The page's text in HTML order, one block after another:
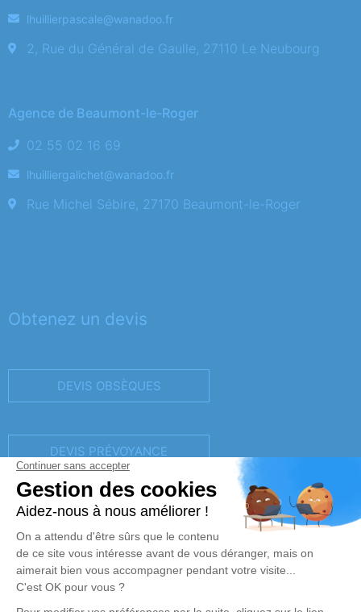
lhuillierpascale@wanadoo.fr
2, Rue du Général de Gaulle, 27110 Le Neubourg
Agence de Beaumont-le-Roger
02 55 02 16 69
lhuilliergalichet@wanadoo.fr
Rue Michel Sébire, 27170 Beaumont-le-Roger
Obtenez un devis
DEVIS OBSÈQUES
DEVIS PRÉVOYANCE
DEVIS MARBRERIE